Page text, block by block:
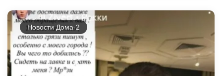
Новости Дома-2